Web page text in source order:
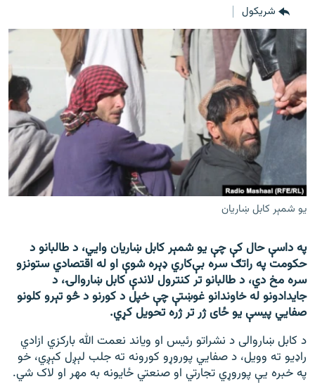
لټون
پاڼې
ته
مراجعه
انځوریزه برخه
ورزش
د کډوالۍ بحران
'کووېډ-۱۹'
اړیکه
Azadi English
د ازادې اروپا/ ازادي راډيو ټولې پاڼې
شريکول
يو شمېر کابل ښاريان
په داسې حال کې چې یو شمېر کابل ښاریان وايي، د طالبانو د
حکومت په راتګ سره بې‌کاري ډېره شوې او له اقتصادي ستونزو
سره مخ دي، د طالبانو تر کنترول لاندې کابل ښاروالۍ، د
جایدادونو له خاوندانو غوښتې چې خپل د کورنو د څو تېرو کلونو
صفایي پیسې يو ځای ژر تر ژره تحویل کړي.
د کابل ښاروالی د نشراتو رئیس او ویاند نعمت الله بارکزي ازادي
راډیو ته وویل، د صفایي پوروړو کورونه ته جلب لېږل کېږي، خو
په خبره یې پوروړي تجارتي او صنعتي ځایونه به مهر او لاک شي.